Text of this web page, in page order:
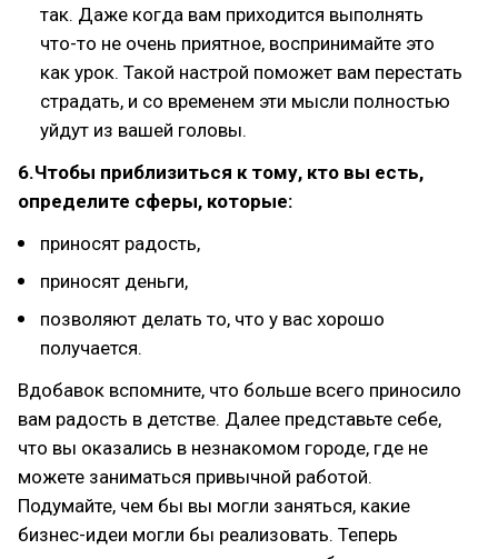
так. Даже когда вам приходится выполнять
что-то не очень приятное, воспринимайте это
как урок. Такой настрой поможет вам перестать
страдать, и со временем эти мысли полностью
уйдут из вашей головы.
6.Чтобы приблизиться к тому, кто вы есть,
определите сферы, которые:
приносят радость,
приносят деньги,
позволяют делать то, что у вас хорошо
получается.
Вдобавок вспомните, что больше всего приносило
вам радость в детстве. Далее представьте себе,
что вы оказались в незнакомом городе, где не
можете заниматься привычной работой.
Подумайте, чем бы вы могли заняться, какие
бизнес-идеи могли бы реализовать. Теперь